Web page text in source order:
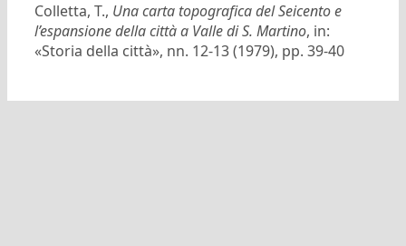
Colletta, T., Una carta topografica del Seicento e
l’espansione della città a Valle di S. Martino, in:
«Storia della città», nn. 12-13 (1979), pp. 39-40